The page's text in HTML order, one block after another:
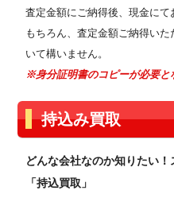
査定金額にご納得後、現金にて
もちろん、査定金額ご納得い
いて構いません。
※身分証明書のコピーが必要と
持込み買取
どんな会社なのか知りたい！
「持込買取」